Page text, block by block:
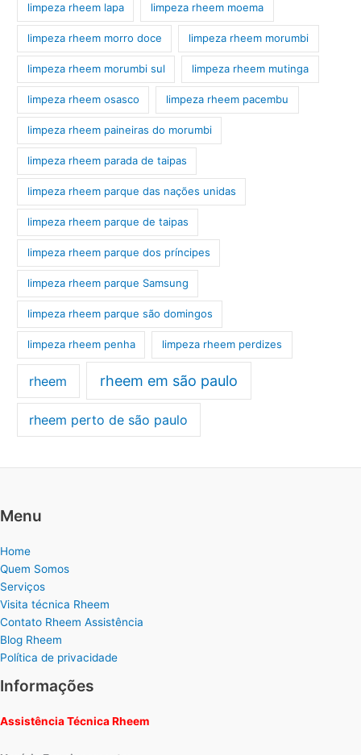
limpeza rheem lapa limpeza rheem moema
limpeza rheem morro doce limpeza rheem morumbi
limpeza rheem morumbi sul limpeza rheem mutinga
limpeza rheem osasco limpeza rheem pacembu
limpeza rheem paineiras do morumbi
limpeza rheem parada de taipas
limpeza rheem parque das nações unidas
limpeza rheem parque de taipas
limpeza rheem parque dos príncipes
limpeza rheem parque Samsung
limpeza rheem parque são domingos
limpeza rheem penha limpeza rheem perdizes
rheem rheem em são paulo
rheem perto de são paulo
Menu
Home
Quem Somos
Serviços
Visita técnica Rheem
Contato Rheem Assistência
Blog Rheem
Política de privacidade
Informações
Assistência Técnica Rheem